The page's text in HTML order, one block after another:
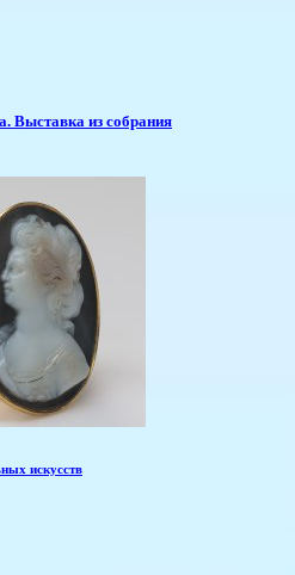
Выставка из собрания
искусств